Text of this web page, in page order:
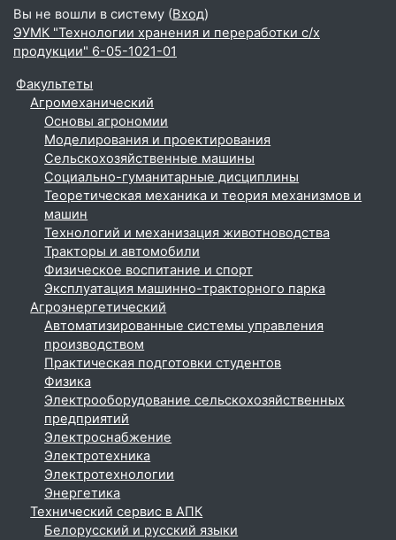
Вы не вошли в систему (Вход)
ЭУМК "Технологии хранения и переработки с/х
продукции" 6-05-1021-01
Факультеты
Агромеханический
Основы агрономии
Моделирования и проектирования
Сельскохозяйственные машины
Социально-гуманитарные дисциплины
Теоретическая механика и теория механизмов и
машин
Технологий и механизация животноводства
Тракторы и автомобили
Физическое воспитание и спорт
Эксплуатация машинно-тракторного парка
Агроэнергетический
Автоматизированные системы управления
производством
Практическая подготовки студентов
Физика
Электрооборудование сельскохозяйственных
предприятий
Электроснабжение
Электротехника
Электротехнологии
Энергетика
Технический сервис в АПК
Белорусский и русский языки